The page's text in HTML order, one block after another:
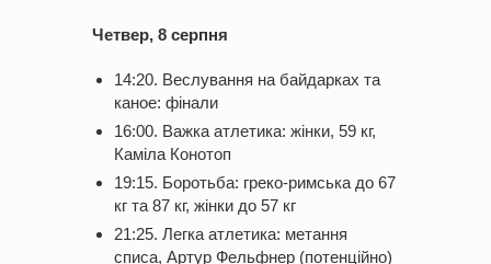
Четвер, 8 серпня
14:20. Веслування на байдарках та
каное: фінали
16:00. Важка атлетика: жінки, 59 кг,
Каміла Конотоп
19:15. Боротьба: греко-римська до 67
кг та 87 кг, жінки до 57 кг
21:25. Легка атлетика: метання
списа, Артур Фельфнер (потенційно)